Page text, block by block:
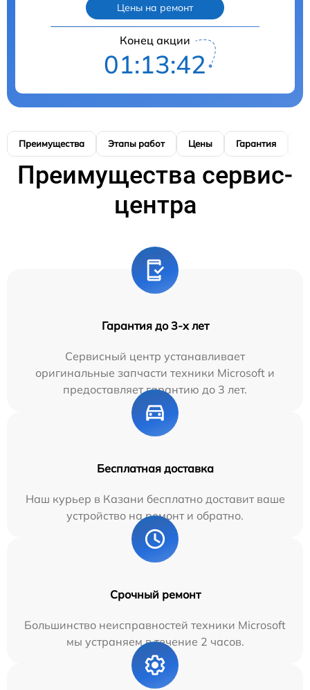
Цены на ремонт
Конец акции
01:13:39
Преимущества Этапы работ Цены Гарантия
Преимущества сервис-
центра
Гарантия до 3-х лет
Сервисный центр устанавливает
оригинальные запчасти техники Microsoft и
предоставляет гарантию до 3 лет.
Бесплатная доставка
Наш курьер в Казани бесплатно доставит ваше
устройство на ремонт и обратно.
Срочный ремонт
Большинство неисправностей техники Microsoft
мы устраняем в течение 2 часов.